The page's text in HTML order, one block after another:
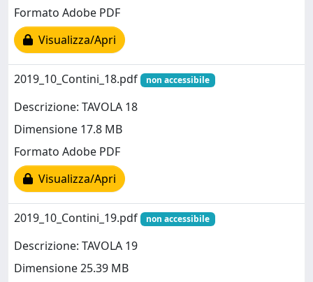
Formato Adobe PDF
Visualizza/Apri
2019_10_Contini_18.pdf non accessibile
Descrizione: TAVOLA 18
Dimensione 17.8 MB
Formato Adobe PDF
Visualizza/Apri
2019_10_Contini_19.pdf non accessibile
Descrizione: TAVOLA 19
Dimensione 25.39 MB